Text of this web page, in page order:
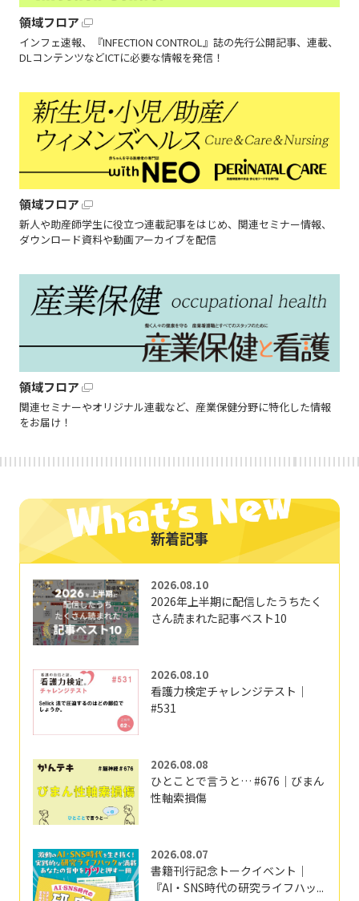
領域フロア
インフェ速報、『INFECTION CONTROL』誌の先行公開記事、連載、
DLコンテンツなどICTに必要な情報を発信！
領域フロア
新人や助産師学生に役立つ連載記事をはじめ、関連セミナー情報、
ダウンロード資料や動画アーカイブを配信
領域フロア
関連セミナーやオリジナル連載など、産業保健分野に特化した情報
をお届け！
新着記事
2026.08.10
2026年上半期に配信したうちたく
さん読まれた記事ベスト10
2026.08.10
看護力検定チャレンジテスト｜
#531
2026.08.08
ひとことで言うと… #676｜びまん
性軸索損傷
2026.08.07
書籍刊行記念トークイベント｜
『AI・SNS時代の研究ライフハッ...